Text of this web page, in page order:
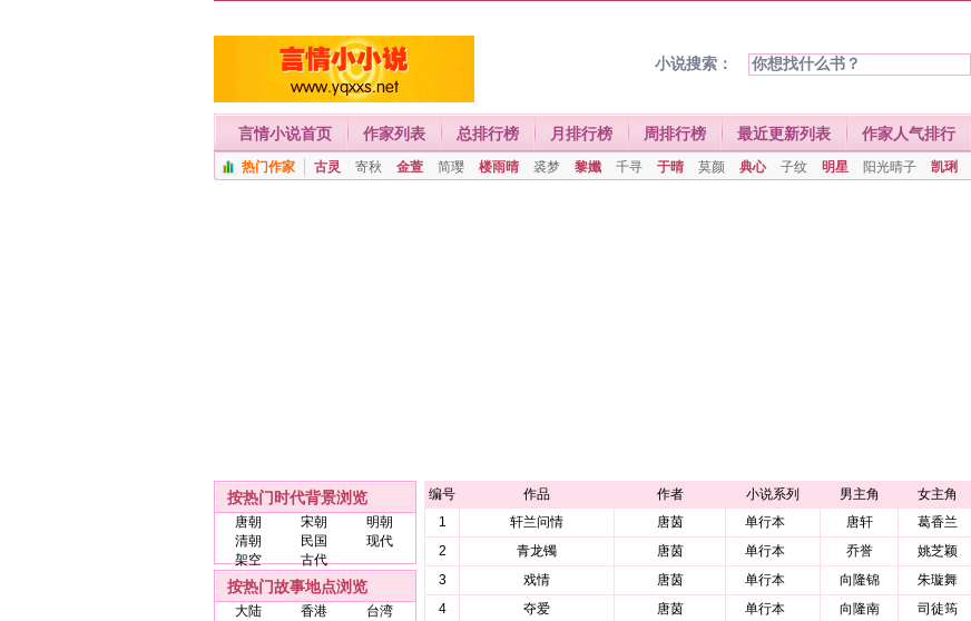
小说搜索：
言情小说首页 作家列表 总排行榜 月排行榜 周排行榜 最近更新列表 作家人气排行
热门作家 古灵 寄秋 金萱 简璎 楼雨晴 裘梦 黎孅 千寻 于晴 莫颜 典心 子纹 明星 阳光晴子 凯琍
按热门时代背景浏览
唐朝 宋朝
明朝
清朝
民国
现代
架空
古代
按热门故事地点浏览
大陆 香港
台湾
编号 作品 作者 小说系列 男主角 女主角
1
轩兰问情 唐茵 单行本 唐轩 葛香兰
2
青龙镯 唐茵 单行本 乔誉 姚芝颖
3
戏情 唐茵 单行本 向隆锦 朱璇舞
4
夺爱 唐茵 单行本 向隆南 司徒筠